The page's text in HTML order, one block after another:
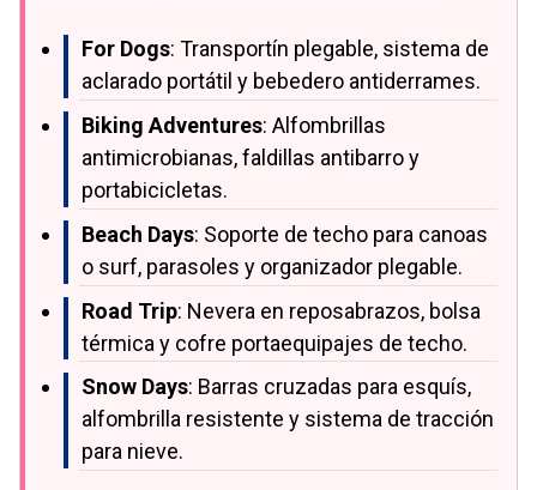
For Dogs: Transportín plegable, sistema de
aclarado portátil y bebedero antiderrames.
Biking Adventures: Alfombrillas
antimicrobianas, faldillas antibarro y
portabicicletas.
Beach Days: Soporte de techo para canoas
o surf, parasoles y organizador plegable.
Road Trip: Nevera en reposabrazos, bolsa
térmica y cofre portaequipajes de techo.
Snow Days: Barras cruzadas para esquís,
alfombrilla resistente y sistema de tracción
para nieve.